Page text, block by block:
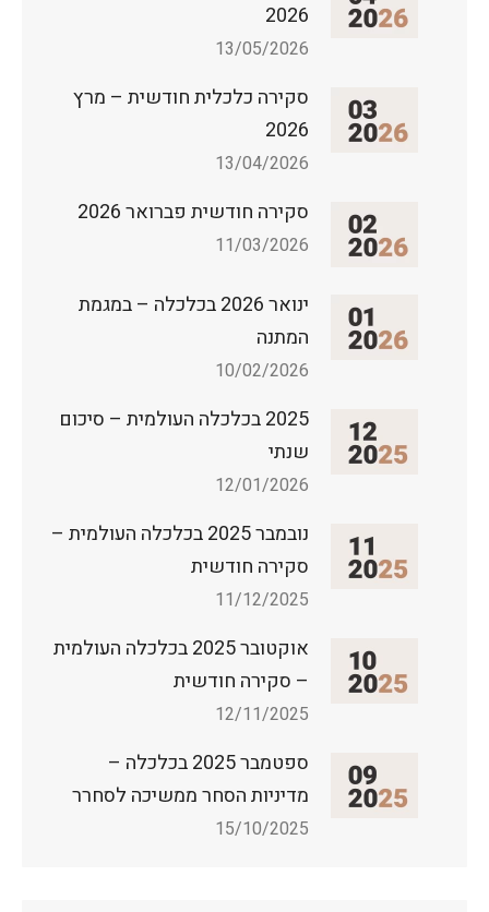
2026
13/05/2026
סקירה כלכלית חודשית – מרץ
2026
13/04/2026
סקירה חודשית פברואר 2026
11/03/2026
ינואר 2026 בכלכלה – במגמת
המתנה
10/02/2026
2025 בכלכלה העולמית – סיכום
שנתי
12/01/2026
נובמבר 2025 בכלכלה העולמית –
סקירה חודשית
11/12/2025
אוקטובר 2025 בכלכלה העולמית
– סקירה חודשית
12/11/2025
ספטמבר 2025 בכלכלה –
מדיניות הסחר ממשיכה לסחרר
15/10/2025